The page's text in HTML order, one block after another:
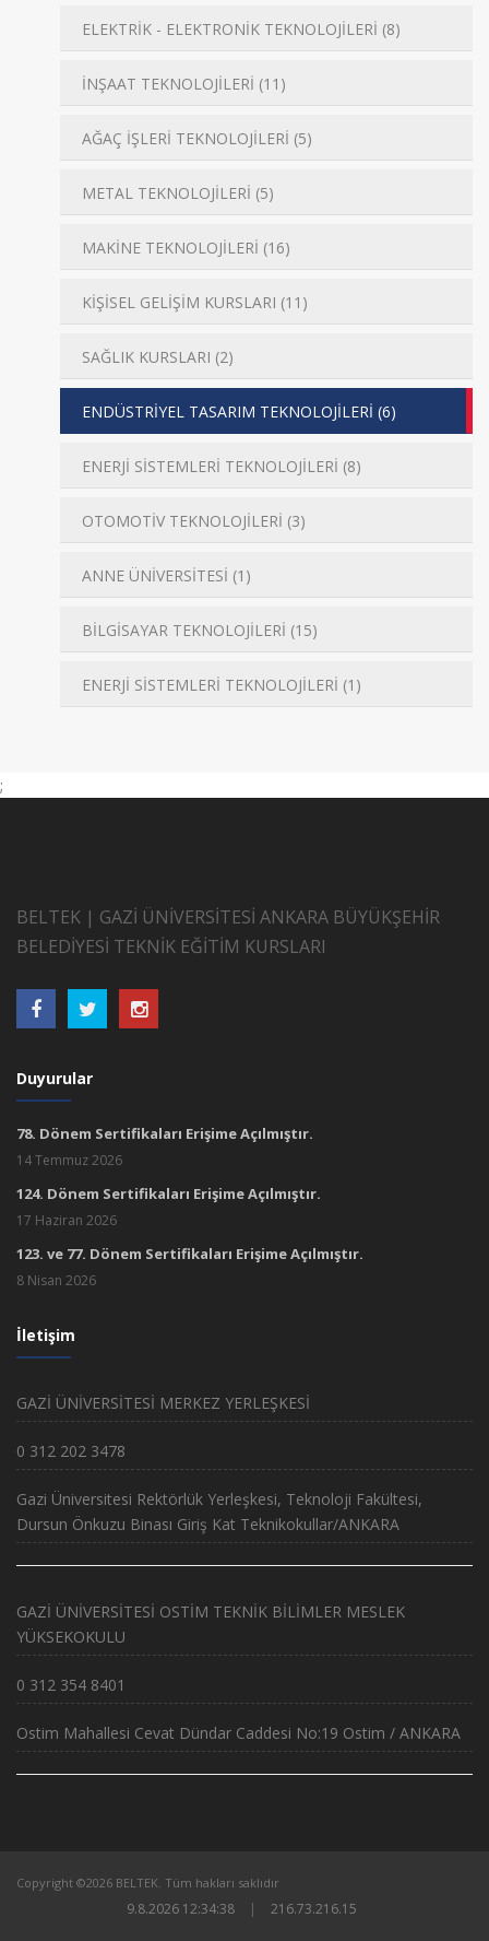
ELEKTRİK - ELEKTRONİK TEKNOLOJİLERİ (8)
İNŞAAT TEKNOLOJİLERİ (11)
AĞAÇ İŞLERİ TEKNOLOJİLERİ (5)
METAL TEKNOLOJİLERİ (5)
MAKİNE TEKNOLOJİLERİ (16)
KİŞİSEL GELİŞİM KURSLARI (11)
SAĞLIK KURSLARI (2)
ENDÜSTRİYEL TASARIM TEKNOLOJİLERİ (6)
ENERJİ SİSTEMLERİ TEKNOLOJİLERİ (8)
OTOMOTİV TEKNOLOJİLERİ (3)
ANNE ÜNİVERSİTESİ (1)
BİLGİSAYAR TEKNOLOJİLERİ (15)
ENERJİ SİSTEMLERİ TEKNOLOJİLERİ (1)
;
BELTEK | GAZİ ÜNİVERSİTESİ ANKARA BÜYÜKŞEHİR
BELEDİYESİ TEKNİK EĞİTİM KURSLARI
Duyurular
78. Dönem Sertifikaları Erişime Açılmıştır.
14 Temmuz 2026
124. Dönem Sertifikaları Erişime Açılmıştır.
17 Haziran 2026
123. ve 77. Dönem Sertifikaları Erişime Açılmıştır.
8 Nisan 2026
İletişim
GAZİ ÜNİVERSİTESİ MERKEZ YERLEŞKESİ
0 312 202 3478
Gazi Üniversitesi Rektörlük Yerleşkesi, Teknoloji Fakültesi,
Dursun Önkuzu Binası Giriş Kat Teknikokullar/ANKARA
GAZİ ÜNİVERSİTESİ OSTİM TEKNİK BİLİMLER MESLEK
YÜKSEKOKULU
0 312 354 8401
Ostim Mahallesi Cevat Dündar Caddesi No:19 Ostim / ANKARA
Copyright ©2026 BELTEK. Tüm hakları saklıdır
9.8.2026 12:34:38 | 216.73.216.15